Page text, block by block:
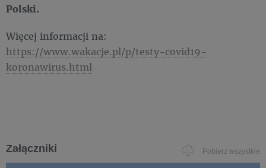
Polski.
Więcej informacji na:
https://www.wakacje.pl/p/testy-covid19-
koronawirus.html
Załączniki Pobierz wszystkie